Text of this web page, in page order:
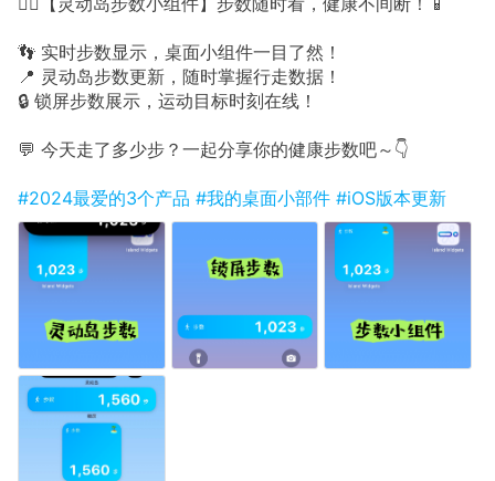
👣 实时步数显示，桌面小组件一目了然！
📍 灵动岛步数更新，随时掌握行走数据！
🔒 锁屏步数展示，运动目标时刻在线！
💬 今天走了多少步？一起分享你的健康步数吧～👇
#2024最爱的3个产品 #我的桌面小部件 #iOS版本更新